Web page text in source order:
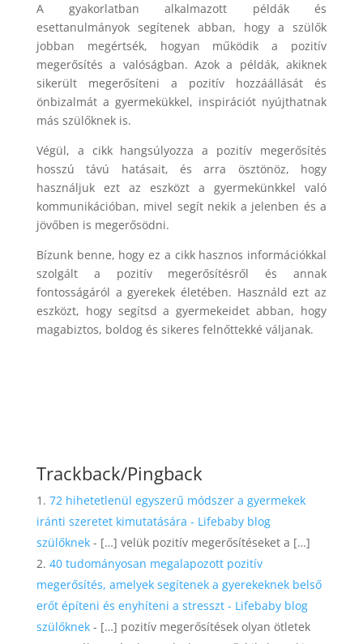
A gyakorlatban alkalmazott példák és
esettanulmányok segítenek abban, hogy a szülők
jobban megértsék, hogyan működik a pozitív
megerősítés a valóságban. Azok a példák, akiknek
sikerült megerősíteni a pozitív hozzáállását és
önbizalmát a gyermekükkel, inspirációt nyújthatnak
más szülőknek is.
Végül, a cikk hangsúlyozza a pozitív megerősítés
hosszú távú hatásait, és arra ösztönöz, hogy
használjuk ezt az eszközt a gyermekünkkel való
kommunikációban, mivel segít nekik a jelenben és a
jövőben is megerősödni.
Bízunk benne, hogy ez a cikk hasznos információkkal
szolgált a pozitív megerősítésről és annak
fontosságáról a gyerekek életében. Használd ezt az
eszközt, hogy segítsd a gyermekeidet abban, hogy
magabiztos, boldog és sikeres felnőttekké váljanak.
Trackback/Pingback
72 hihetetlenül egyszerű módszer a gyermekek
iránti szeretet kimutatására - Lifebaby blog
szülőknek- […] velük pozitív megerősítéseket a […]
40 tudományosan megalapozott pozitív
megerősítés, amelyek segítenek a gyerekeknek belső
erőt építeni és enyhíteni a stresszt - Lifebaby blog
szülőknek- […] pozitív megerősítések olyan ötletek